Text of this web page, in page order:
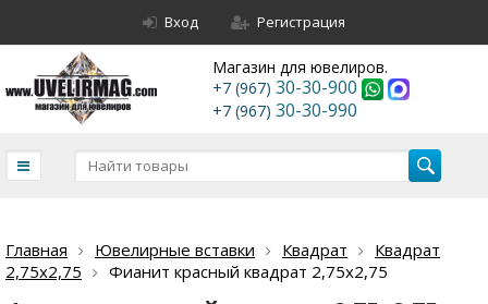
Вход Регистрация
Магазин для ювелиров.
+7 (967) 30-30-900
+7 (967) 30-30-990
Главная Ювелирные вставки Квадрат
Квадрат
2,75х2,75
Фианит красный квадрат 2,75х2,75